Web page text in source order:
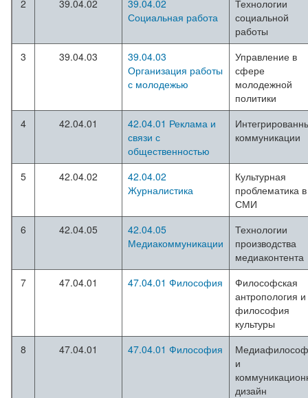
2
39.04.02
39.04.02
Социальная работа
Технологии
социальной
работы
3
39.04.03
39.04.03
Организация работы
с молодежью
Управление в
сфере
молодежной
политики
4
42.04.01
42.04.01 Реклама и
связи с
общественностью
коммуникации
5 42.04.02
42.04.02
Журналистика
Культурная
проблематика в
СМИ
6
42.04.05
42.04.05
Медиакоммуникации
Технологии
производства
медиаконтента
7
47.04.01 47.04.01 Философия
Философская
антропология и
философия
культуры
8
47.04.01 47.04.01 Философия
и
дизайн